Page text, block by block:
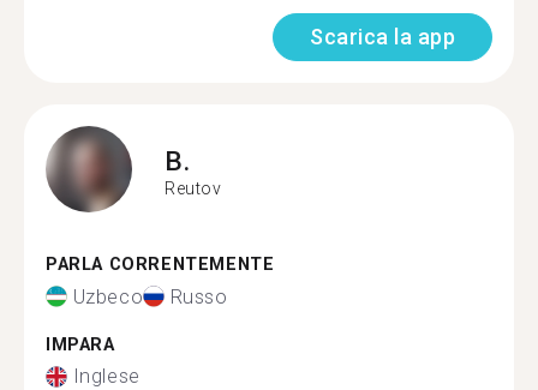
Scarica la app
B.
Reutov
PARLA CORRENTEMENTE
Uzbeco Russo
IMPARA
Inglese